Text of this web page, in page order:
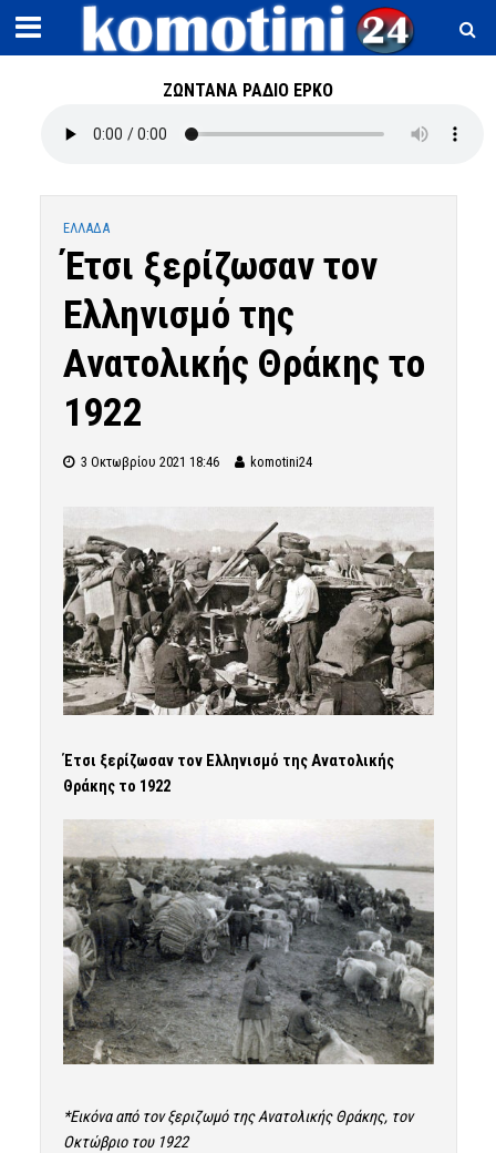
ΖΩΝΤΑΝΑ ΡΑΔΙΟ ΕΡΚΟ
ΕΛΛΑΔΑ
Έτσι ξερίζωσαν τον
Ελληνισμό της
Ανατολικής Θράκης το
1922
3 Οκτωβρίου 2021 18:46 komotini24
Έτσι ξερίζωσαν τον Ελληνισμό της Ανατολικής
Θράκης το 1922
*Εικόνα από τον ξεριζωμό της Ανατολικής Θράκης, τον
Οκτώβριο του 1922